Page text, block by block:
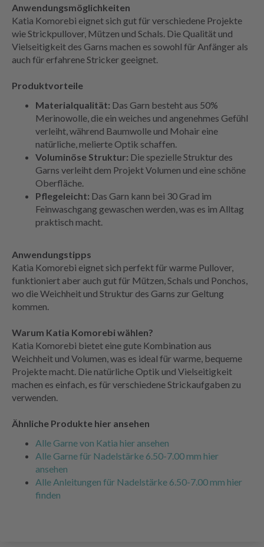
Anwendungsmöglichkeiten
Katia Komorebi eignet sich gut für verschiedene Projekte
wie Strickpullover, Mützen und Schals. Die Qualität und
Vielseitigkeit des Garns machen es sowohl für Anfänger als
auch für erfahrene Stricker geeignet.
Produktvorteile
Materialqualität: Das Garn besteht aus 50%
Merinowolle, die ein weiches und angenehmes Gefühl
verleiht, während Baumwolle und Mohair eine
natürliche, melierte Optik schaffen.
Voluminöse Struktur: Die spezielle Struktur des
Garns verleiht dem Projekt Volumen und eine schöne
Oberfläche.
Pflegeleicht: Das Garn kann bei 30 Grad im
Feinwaschgang gewaschen werden, was es im Alltag
praktisch macht.
Anwendungstipps
Katia Komorebi eignet sich perfekt für warme Pullover,
funktioniert aber auch gut für Mützen, Schals und Ponchos,
wo die Weichheit und Struktur des Garns zur Geltung
kommen.
Warum Katia Komorebi wählen?
Katia Komorebi bietet eine gute Kombination aus
Weichheit und Volumen, was es ideal für warme, bequeme
Projekte macht. Die natürliche Optik und Vielseitigkeit
machen es einfach, es für verschiedene Strickaufgaben zu
verwenden.
Ähnliche Produkte hier ansehen
Alle Garne von Katia hier ansehen
Alle Garne für Nadelstärke 6.50-7.00 mm hier
ansehen
Alle Anleitungen für Nadelstärke 6.50-7.00 mm hier
finden